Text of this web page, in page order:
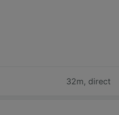
32m, direct